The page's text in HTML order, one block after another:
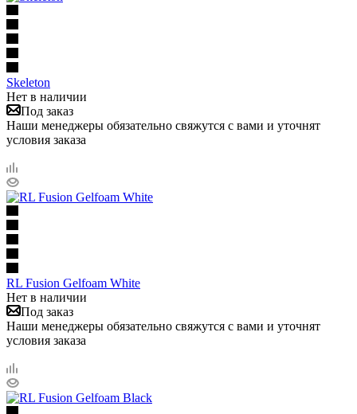
Skeleton
Нет в наличии
Под заказ
Наши менеджеры обязательно свяжутся с вами и уточнят
условия заказа
RL Fusion Gelfoam White
Нет в наличии
Под заказ
Наши менеджеры обязательно свяжутся с вами и уточнят
условия заказа